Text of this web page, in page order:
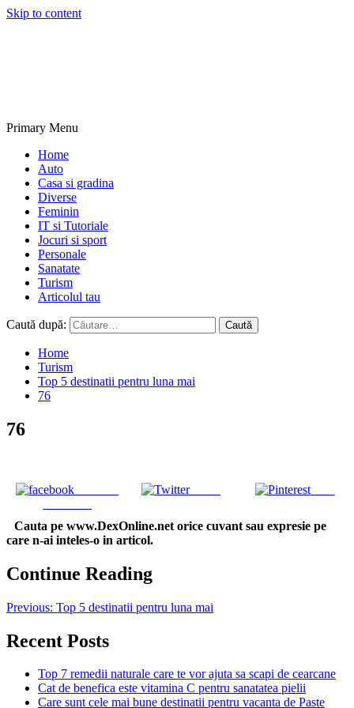
Skip to content
Primary Menu
Home
Auto
Casa si gradina
Diverse
Feminin
IT si Tutoriale
Jocuri si sport
Personale
Sanatate
Turism
Articolul tau
Caută după:
Home
Turism
Top 5 destinatii pentru luna mai
76
76
Tweet Save
Cauta pe www.DexOnline.net orice cuvant sau expresie pe
care n-ai inteles-o in articol.
Continue Reading
Previous: Top 5 destinatii pentru luna mai
Recent Posts
Top 7 remedii naturale care te vor ajuta sa scapi de cearcane
Cat de benefica este vitamina C pentru sanatatea pielii
Care sunt cele mai bune destinatii pentru vacanta de Paste